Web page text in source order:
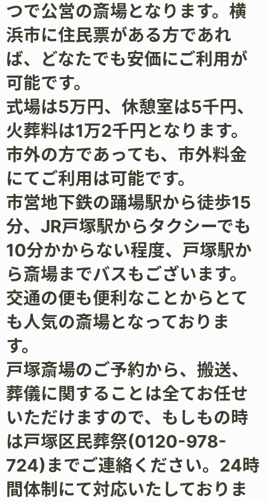
つで公営の斎場となります。横
浜市に住民票がある方であれ
ば、どなたでも安価にご利用が
可能です。
式場は5万円、休憩室は5千円、
火葬料は1万2千円となります。
市外の方であっても、市外料金
にてご利用は可能です。
市営地下鉄の踊場駅から徒歩15
分、JR戸塚駅からタクシーでも
10分かからない程度、戸塚駅か
ら斎場までバスもございます。
交通の便も便利なことからとて
も人気の斎場となっておりま
す。
戸塚斎場のご予約から、搬送、
葬儀に関することは全てお任せ
いただけますので、もしもの時
は戸塚区民葬祭(0120-978-
724)までご連絡ください。24時
間体制にて対応いたしておりま